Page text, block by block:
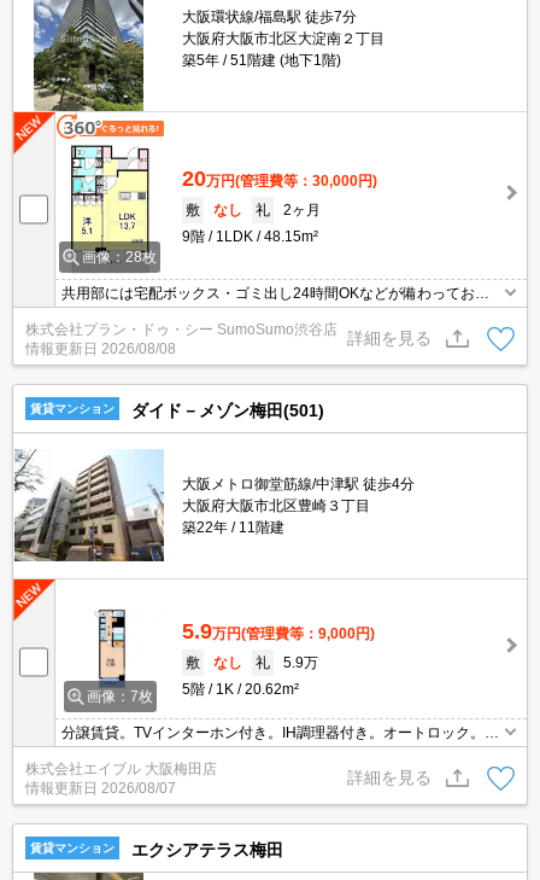
大阪環状線/福島駅 徒歩7分
大阪府大阪市北区大淀南２丁目
築5年
51階建 (地下1階)
画像：28枚
20万円(管理費等：30,000円)
敷
なし 礼
2ヶ月
9階
1LDK 48.15m²
共用部には宅配ボックス・ゴミ出し24時間OKなどが備わっており
とても充実しています。室内設備は洗面化粧台・浴室乾燥機・食器
洗乾燥機などが揃っており、とても充実しています。収納はクロゼ
ット・シューズWICなど豊富なので、衣類や履き物の整理がしやす
く便利です。快適な通信速度でパソコンが使用できる光回線の物件
です。
株式会社プラン・ドゥ・シー SumoSumo渋谷店
情報更新日 2026/08/08
詳細を見る
賃貸マンション ダイド－メゾン梅田(501)
大阪メトロ御堂筋線/中津駅 徒歩4分
大阪府大阪市北区豊崎３丁目
築22年
11階建
画像：7枚
5.9万円(管理費等：9,000円)
敷
なし 礼
5.9万
5階
1K 20.62m²
分譲賃貸。TVインターホン付き。IH調理器付き。オートロック。角
部屋。室内洗濯機置場。温水洗浄便座付き。洗面化粧台付き。
株式会社エイブル 大阪梅田店
情報更新日 2026/08/07
詳細を見る
賃貸マンション エクシアテラス梅田